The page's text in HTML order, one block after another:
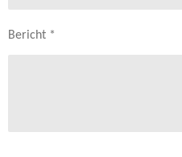
Bericht *